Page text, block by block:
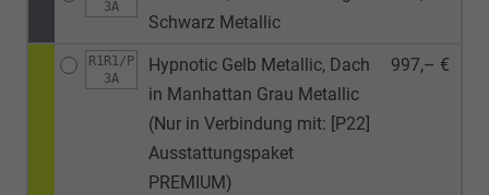
3A
Schwarz Metallic
R1R1/P
3A
Hypnotic Gelb Metallic, Dach
in Manhattan Grau Metallic
(Nur in Verbindung mit: [P22]
Ausstattungspaket
PREMIUM)
997,– €